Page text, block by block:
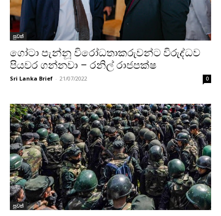
පුවත්
ගෝටා පැන්නූ විරෝධතාකරුවන්ට විරුද්ධව
පියවර ගන්නවා – රනිල් රාජපක්ෂ
Sri Lanka Brief - 21/07/2022 0
පුවත්